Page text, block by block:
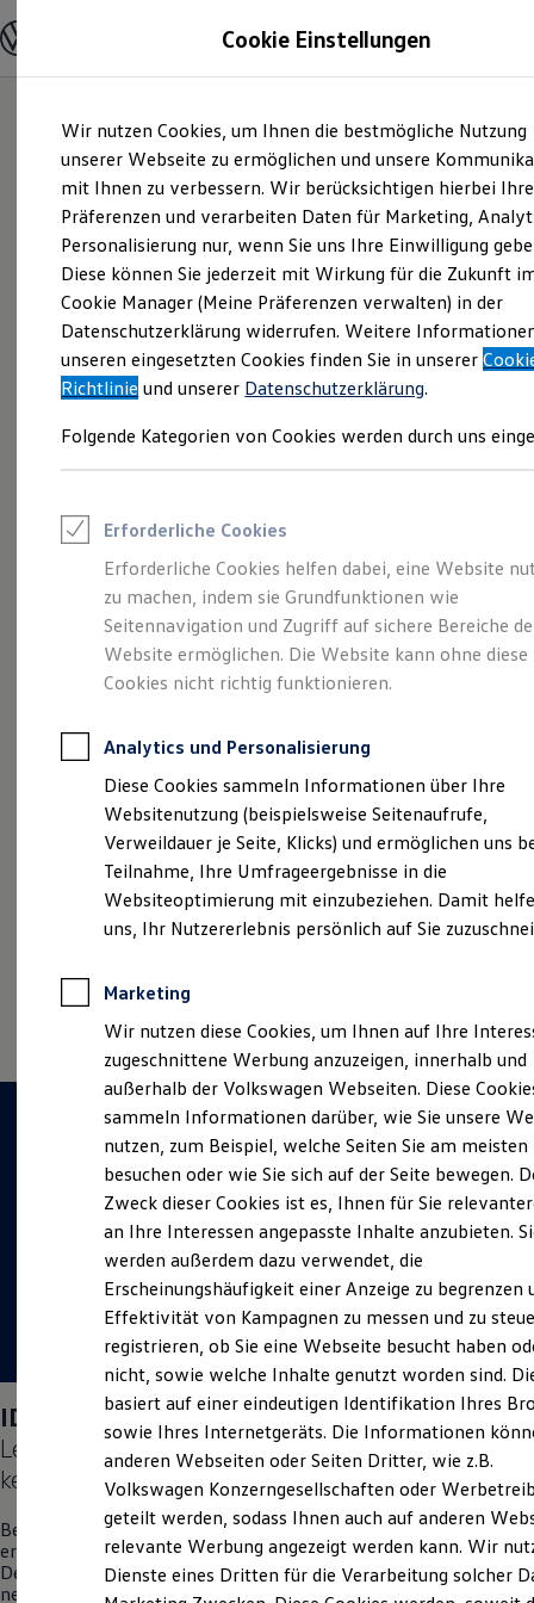
Hauptinhalt
springen
Footer
springen
Modelle und Konfigurator
Modelle vergleichen
Elektroautos
ENERGY Sondermodelle
Nutzfahrzeuge
SUV und CUV
Familienautos
Kombis
Kompaktwagen
Sportwagen
Schnell verfügbare Fahrzeuge
Angebote und Produkte
Aktuelle Angebote
E-Auto-Förderung
Volkswagen Marktplatz
Junge Gebrauchtwagen und Gebrauchtwagen
Saisonangebote
Leasing
Leasing-Angebote
Gebrauchtwagen Leasing
Junge Gebrauchtwagen-Leasing
Elektroauto Leasing
Kleinwagen-Leasing
Leasing ohne Anzahlung
Autokredit mit Schlussrate
Versicherungen und Garantien
Kfz-Versicherung
Restschuldversicherungen
Garantien
Wartungsverträge
Geschäftskunden
Professional Class bei Volkswagen
Großkunden
Behörden
Anpfiff zum Gewinn
Elektroautos
ID. Tutorials
Elektrofahrzeugkonzepte
Reichweite
Reichweite der ID. Modelle
Reichweite im Winter
Laden
Laden unterwegs
Laden Zuhause
Ladezeitensimulator
Batterie
Sicherheit
Garantie und Lebensdauer
Nachhaltigkeit
Technologie
Kosten und Kauf
Verbrauchskosten
Kaufoptionen
E-Auto-Förderung
Software und Konnektivität
Die ID. Software 6
ID. Software Versionen und Updates
Digitale Extras
Schnittstellen zu Ihrem ID.
Eine Spur Extra. Der
neue vollelektrische
ID. Polo
Impressum & Rechtliches
ID. Polo
Days am 04.09.2026:
Lernen Sie den neuen vollelektrischen ID. Polo
kennen.
Besuchen Sie uns am 04. September vor Ort in Radeberg und
erleben Sie einen Tag voller Freude, Spaß und Überraschungen.
Denn wir möchten Ihnen auf diesem exklusiven Event den
neuen vollelektrischen
ID. Polo
zum ersten Mal persönlich
Cookie Einstellungen
Wir nutzen Cookies, um Ihnen die bestmögliche Nutzung
unserer Webseite zu ermöglichen und unsere
mit Ihnen zu verbessern. Wir berücksichtigen hierbei Ihre
Präferenzen und verarbeiten Daten für Marketing,
Personalisierung nur, wenn Sie uns Ihre Einwilligung
Diese können Sie jederzeit mit Wirkung für die Zukunft
Cookie Manager (Meine Präferenzen verwalten) in der
Datenschutzerklärung widerrufen. Weitere
unseren eingesetzten Cookies finden Sie in unserer
Richtlinie und unserer Datenschutzerklärung.
Folgende Kategorien von Cookies werden durch uns
Erforderliche Cookies
Erforderliche Cookies helfen dabei, eine Website
zu machen, indem sie Grundfunktionen wie
Seitennavigation und Zugriff auf sichere Bereiche
Website ermöglichen. Die Website kann ohne diese
Cookies nicht richtig funktionieren.
Analytics und Personalisierung
Diese Cookies sammeln Informationen über Ihre
Websitenutzung (beispielsweise Seitenaufrufe,
Verweildauer je Seite, Klicks) und ermöglichen uns
Teilnahme, Ihre Umfrageergebnisse in die
Websiteoptimierung mit einzubeziehen. Damit
uns, Ihr Nutzererlebnis persönlich auf Sie
Marketing
Wir nutzen diese Cookies, um Ihnen auf Ihre
zugeschnittene Werbung anzuzeigen, innerhalb und
außerhalb der Volkswagen Webseiten. Diese
sammeln Informationen darüber, wie Sie unsere
nutzen, zum Beispiel, welche Seiten Sie am meisten
besuchen oder wie Sie sich auf der Seite bewegen.
Zweck dieser Cookies ist es, Ihnen für Sie
an Ihre Interessen angepasste Inhalte anzubieten.
werden außerdem dazu verwendet, die
Erscheinungshäufigkeit einer Anzeige zu begrenzen
Effektivität von Kampagnen zu messen und zu
registrieren, ob Sie eine Webseite besucht haben
nicht, sowie welche Inhalte genutzt worden sind.
basiert auf einer eindeutigen Identifikation Ihres
sowie Ihres Internetgeräts. Die Informationen
anderen Webseiten oder Seiten Dritter, wie z.B.
Volkswagen Konzerngesellschaften oder
geteilt werden, sodass Ihnen auch auf anderen
relevante Werbung angezeigt werden kann. Wir
Dienste eines Dritten für die Verarbeitung solcher